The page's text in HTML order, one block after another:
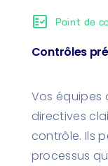
fact_check Point de
Contrôles
Vos équipes
directives
contrôle. Ils
processus